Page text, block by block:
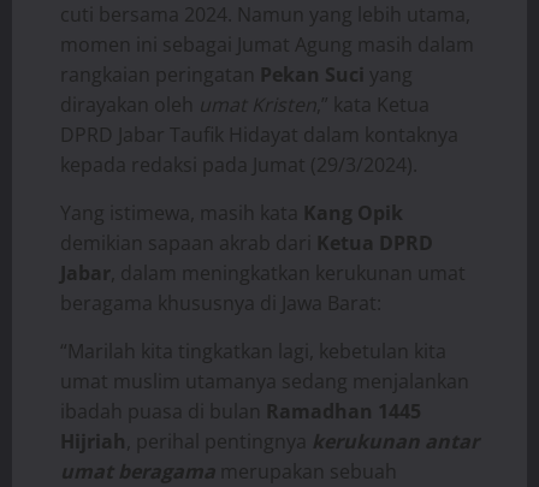
cuti bersama 2024. Namun yang lebih utama,
momen ini sebagai Jumat Agung masih dalam
rangkaian peringatan Pekan Suci yang
dirayakan oleh umat Kristen ,” kata Ketua
DPRD Jabar Taufik Hidayat dalam kontaknya
kepada redaksi pada Jumat (29/3/2024).
Yang istimewa, masih kata Kang Opik
demikian sapaan akrab dari Ketua DPRD
Jabar , dalam meningkatkan kerukunan umat
beragama khususnya di Jawa Barat:
“Marilah kita tingkatkan lagi, kebetulan kita
umat muslim utamanya sedang menjalankan
ibadah puasa di bulan Ramadhan 1445
Hijriah , perihal pentingnya kerukunan antar
umat beragama merupakan sebuah